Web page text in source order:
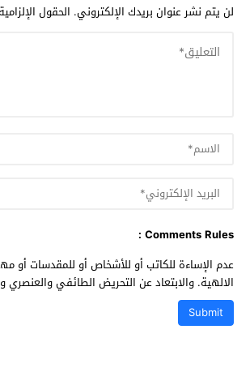
لن يتم نشر عنوان بريدك الإلكتروني. الحقول
Comments Rules :
عدم الإساءة للكاتب أو للأشخاص أو للمقدسات أو
الالهية. والابتعاد عن التحريض الطائفي والعنصري